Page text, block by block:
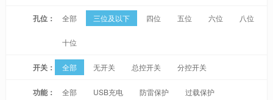
孔位： 全部 三位及以下 四位 五位 六位 八位
十位
开关： 全部 无开关 总控开关 分控开关
功能： 全部 USB充电 防雷保护 过载保护